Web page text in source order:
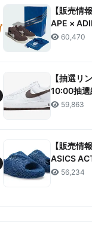
【販売情
APE ×
CAMPUS
60,470
【抽選リ
10:00抽選
FORCE 1
59,863
【販売情
ASICS
“MAKO
56,234